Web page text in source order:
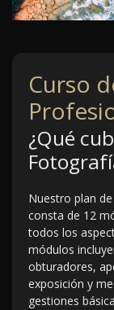
Curso
¿Qué
Nuestro plan
consta de 12
todos los
módulos
obturadores,
exposición y
gestiones